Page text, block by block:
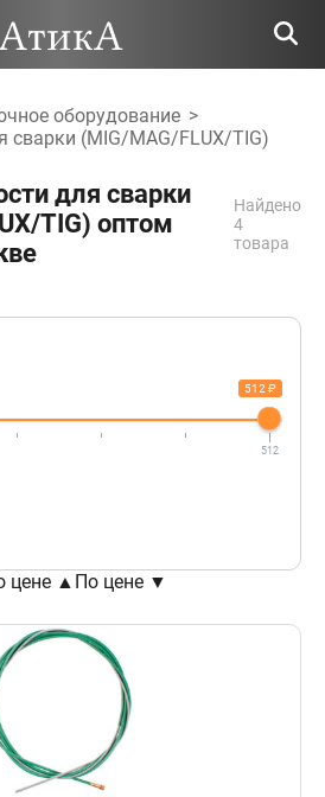
оборудование >
сварки (MIG/MAG/FLUX/TIG)
для сварки
TIG) оптом
Найдено
4
товара
512 ₽
512
цене ▲ По цене ▼